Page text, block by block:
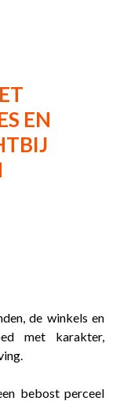
EN
de winkels en
met karakter,
bebost perceel